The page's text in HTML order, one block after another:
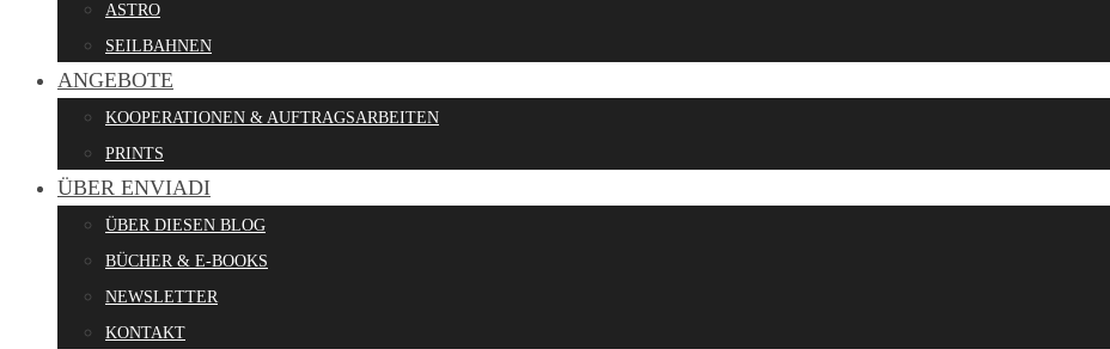
ASTRO
SEILBAHNEN
ANGEBOTE
KOOPERATIONEN & AUFTRAGSARBEITEN
PRINTS
ÜBER ENVIADI
ÜBER DIESEN BLOG
BÜCHER & E-BOOKS
NEWSLETTER
KONTAKT